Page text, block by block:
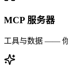
MCP 服务器
工具与数据 —— 你